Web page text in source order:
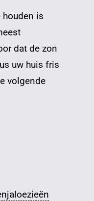
is
dat de zon
uw huis fris
volgende